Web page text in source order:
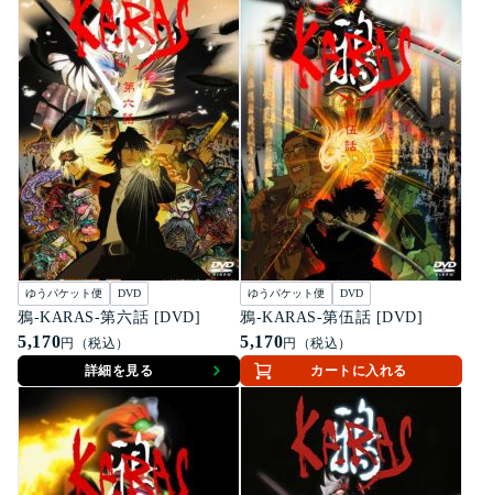
ゆうパケット便 DVD
鴉-KARAS-第六話 [DVD]
5,170円（税込）
詳細を見る
ゆうパケット便 DVD
鴉-KARAS-第伍話 [DVD]
5,170円（税込）
カートに入れる